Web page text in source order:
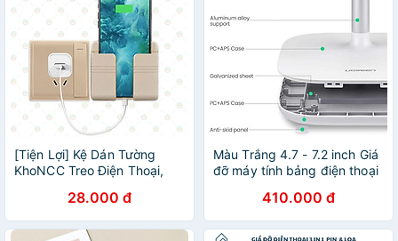
[Tiện Lợi] Kệ Dán Tường
KhoNCC Treo Điện Thoại,
Chính Hãng Không Cần
Khoan Tường - KDHS-9910-
KDTDDT (Nhiều màu)
28.000 đ
Màu Trắng 4.7 - 7.2 inch Giá
đỡ máy tính bảng điện thoại
Hàng chính hãng
410.000 đ